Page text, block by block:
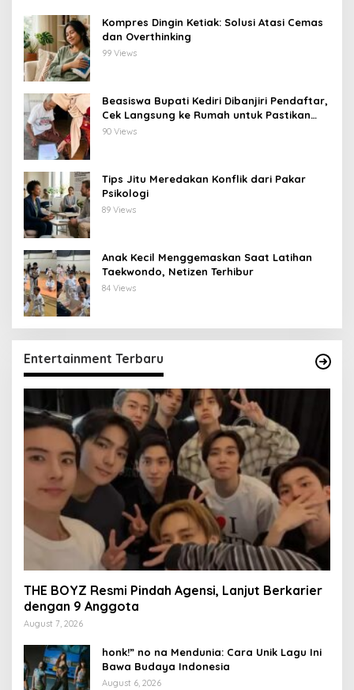
Kompres Dingin Ketiak: Solusi Atasi Cemas
dan Overthinking
99 Views
Beasiswa Bupati Kediri Dibanjiri Pendaftar,
Cek Langsung ke Rumah untuk Pastikan
Tepat Sasaran
90 Views
Tips Jitu Meredakan Konflik dari Pakar
Psikologi
89 Views
Anak Kecil Menggemaskan Saat Latihan
Taekwondo, Netizen Terhibur
84 Views
Entertainment Terbaru
THE BOYZ Resmi Pindah Agensi, Lanjut Berkarier
dengan 9 Anggota
August 7, 2026
honk!” no na Mendunia: Cara Unik Lagu Ini
Bawa Budaya Indonesia
August 6, 2026